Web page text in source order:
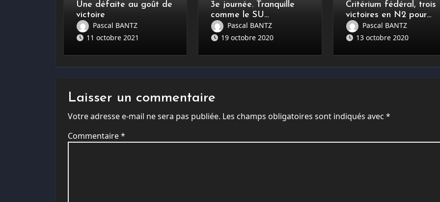
Une défaite au goût de
victoire
Pascal BANTZ
11 octobre 2021
3e journée. Tranquille
comme le SU
Schiltigheim TT
Pascal BANTZ
19 octobre 2020
Critérium fédéral, trois
victoires en N2 pour
l’AlsacePascal BANTZ
13 octobre 2020
Laisser un commentaire
Votre adresse e-mail ne sera pas publiée. Les champs obligatoires sont indiqués avec *
Commentaire*